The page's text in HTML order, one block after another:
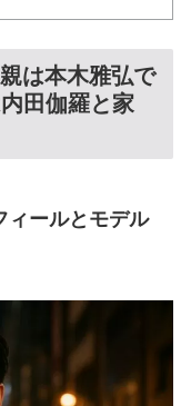
は本木雅弘で
田伽羅と家
ィールとモデル